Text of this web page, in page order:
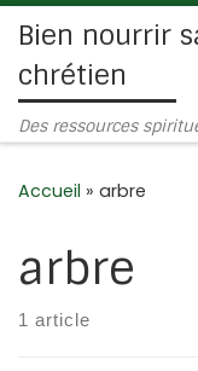
Passer au
Bien nourrir
chrétien
Des ressources
Accueil » arbre
arbre
1 article